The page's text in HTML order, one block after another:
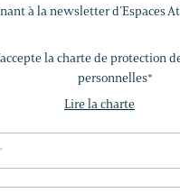
à la newsletter d’Espaces
la charte de protection
personnelles*
Lire la charte